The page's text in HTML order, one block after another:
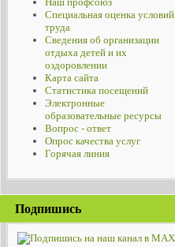
Специальная оценка условий
труда
Сведения об организации
отдыха детей и их
оздоровлении
Карта сайта
Статистика посещений
Электронные
образовательные ресурсы
Вопрос - ответ
Опрос качества услуг
Горячая линия
Подпишись